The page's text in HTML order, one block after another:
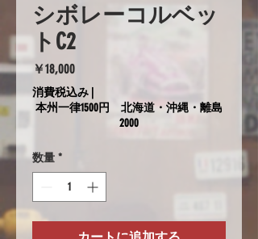
シボレーコルベッ
トC2
￥18,000価
格
消費税込み
本州一律1500円 北海道・沖縄・離島
2000
数量 *